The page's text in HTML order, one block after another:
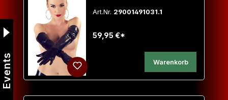
Art.Nr. 29001491031.1
59,95 €*
Warenkorb
Events